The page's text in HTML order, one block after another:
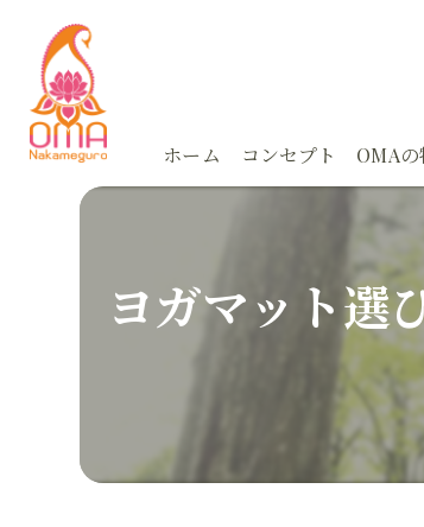
ホーム コンセプト OMAの
体験
スタ
アー
カウ
オン
ヨガマット選